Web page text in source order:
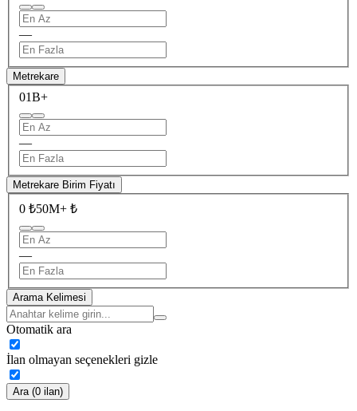
—
Metrekare
01B+
—
Metrekare Birim Fiyatı
0 ₺50M+ ₺
—
Arama Kelimesi
Otomatik ara
İlan olmayan seçenekleri gizle
Ara (0 ilan)